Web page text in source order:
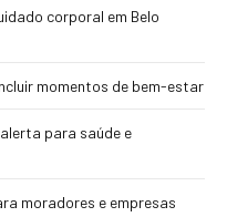
corporal em Belo
momentos de bem-estar
para saúde e
moradores e empresas